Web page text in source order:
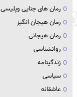
رمان های جنایی وپلیسی
رمان هیجان انگیز
رمان هیجانی
روانشناسی
زندگینامه
سیاسی
عاشقانه